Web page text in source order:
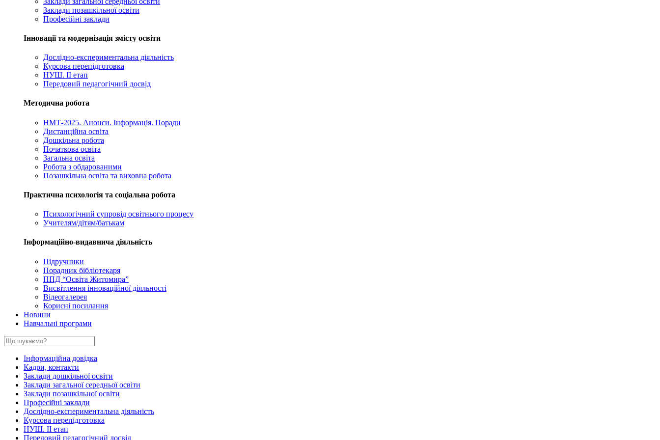
Заклади позашкільної освіти
Професійні заклади
Інновації та модернізація змісту освіти
Дослідно-експериментальна діяльність
Курсова перепідготовка
НУШ. ІІ етап
Передовий педагогічний досвід
Методична робота
НМТ-2025. Анонси. Інформація. Поради
Дистанційна освіта
Дошкільна робота
Початкова освіта
Загальна освіта
Робота з обдарованими
Позашкільна освіта та виховна робота
Практична психологія та соціальна робота
Психологічний супровід освітнього процесу
Учителям/дітям/батькам
Інформаційно-видавнича діяльність
Підручники
Порадник бібліотекаря
ППД “Освіта Житомира”
Висвітлення інноваційної діяльності
Відеогалерея
Корисні посилання
Новини
Навчальні програми
Інформаційна довідка
Кадри, контакти
Заклади дошкільної освіти
Заклади загальної середньої освіти
Заклади позашкільної освіти
Професійні заклади
Дослідно-експериментальна діяльність
Курсова перепідготовка
НУШ. ІІ етап
Передовий педагогічний досвід